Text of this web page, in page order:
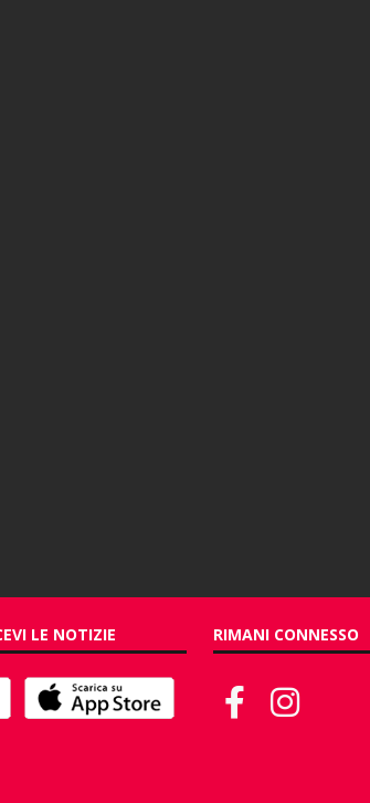
LE NOTIZIE RIMANI CONNESSO